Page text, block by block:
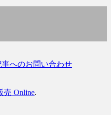
へのお問い合わせ
売 Online.